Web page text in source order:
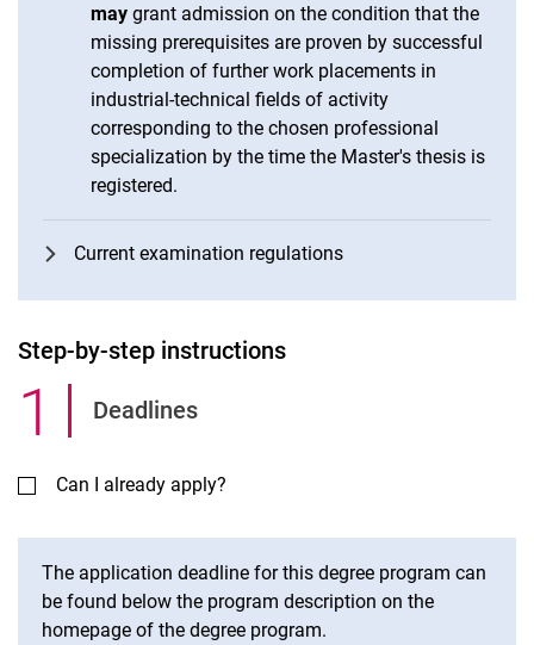
may grant admission on the condition that the
missing prerequisites are proven by successful
completion of further work placements in
industrial-technical fields of activity
corresponding to the chosen professional
specialization by the time the Master's thesis is
registered.
Current examination regulations
Step-by-step instructions
1 . Deadlines
Can I already apply?
The application deadline for this degree program can
be found below the program description on the
homepage of the degree program.